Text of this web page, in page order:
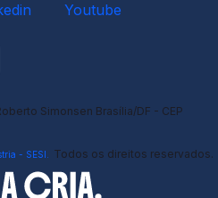
Youtube
Simonsen Brasília/DF - CEP
- SESI. Todos os direitos reservados.